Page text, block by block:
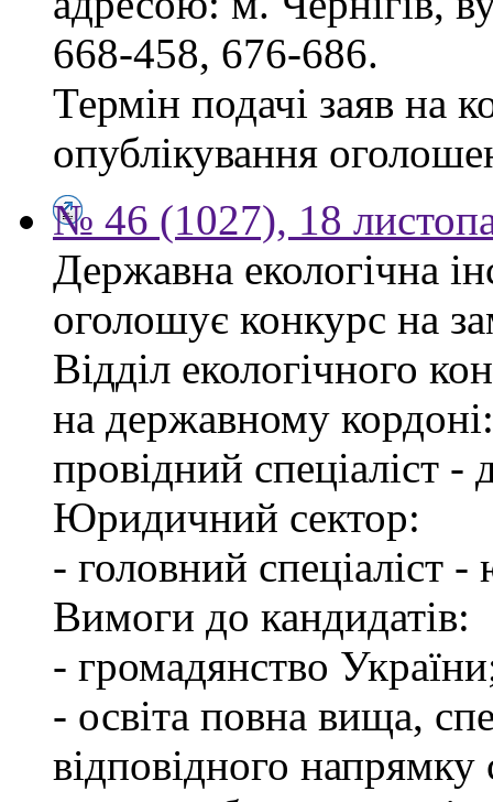
668-458, 676-686.
Термін подачі заяв на
опублікування
№ 46 (1027), 18
Державна екологічна
оголошує конкурс на
Відділ екологічного
на державному кордоні:
провідний спеціаліст
Юридичний сектор:
- головний спеціаліст
Вимоги до кандидатів:
- громадянство
- освіта повна вища,
відповідного